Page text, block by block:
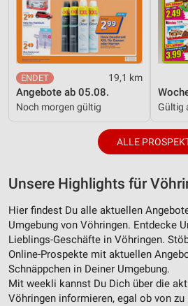
19,1 km
Angebote ab 05.08.
Noch morgen gültig Gültig
ALLE
Unsere Highlights für
Hier findest Du alle aktuellen
Umgebung von Vöhringen. Entdecke
Lieblings-Geschäfte in Vöhringen.
Online-Prospekte mit aktuellen
Schnäppchen in Deiner Umgebung.
Mit weekli kannst Du Dich über die
Vöhringen informieren, egal ob von